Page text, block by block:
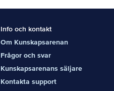
Info och kontakt
Om Kunskapsarenan
Frågor och svar
Kunskapsarenans säljare
Kontakta support